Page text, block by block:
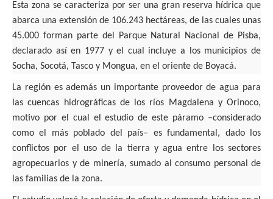
Esta zona se caracteriza por ser una gran reserva hídrica que
abarca una extensión de 106.243 hectáreas, de las cuales unas
45.000 forman parte del Parque Natural Nacional de Pisba,
declarado así en 1977 y el cual incluye a los municipios de
Socha, Socotá, Tasco y Mongua, en el oriente de Boyacá.
La región es además un importante proveedor de agua para
las cuencas hidrográficas de los ríos Magdalena y Orinoco,
motivo por el cual el estudio de este páramo –considerado
como el más poblado del país– es fundamental, dado los
conflictos por el uso de la tierra y agua entre los sectores
agropecuarios y de minería, sumado al consumo personal de
las familias de la zona.